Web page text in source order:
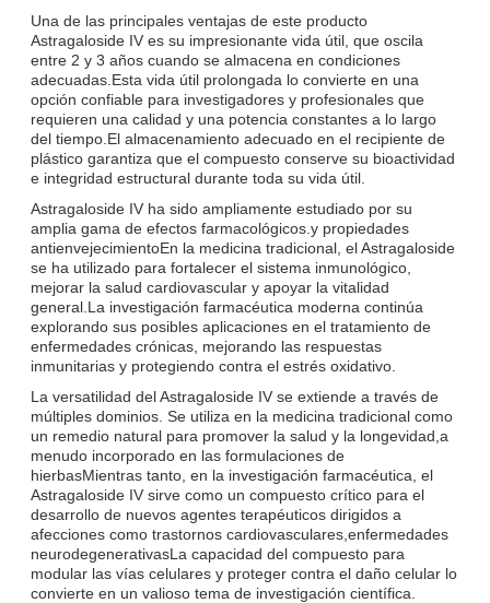
Una de las principales ventajas de este producto
Astragaloside IV es su impresionante vida útil, que oscila
entre 2 y 3 años cuando se almacena en condiciones
adecuadas.Esta vida útil prolongada lo convierte en una
opción confiable para investigadores y profesionales que
requieren una calidad y una potencia constantes a lo largo
del tiempo.El almacenamiento adecuado en el recipiente de
plástico garantiza que el compuesto conserve su bioactividad
e integridad estructural durante toda su vida útil.
Astragaloside IV ha sido ampliamente estudiado por su
amplia gama de efectos farmacológicos.y propiedades
antienvejecimientoEn la medicina tradicional, el Astragaloside
se ha utilizado para fortalecer el sistema inmunológico,
mejorar la salud cardiovascular y apoyar la vitalidad
general.La investigación farmacéutica moderna continúa
explorando sus posibles aplicaciones en el tratamiento de
enfermedades crónicas, mejorando las respuestas
inmunitarias y protegiendo contra el estrés oxidativo.
La versatilidad del Astragaloside IV se extiende a través de
múltiples dominios. Se utiliza en la medicina tradicional como
un remedio natural para promover la salud y la longevidad,a
menudo incorporado en las formulaciones de
hierbasMientras tanto, en la investigación farmacéutica, el
Astragaloside IV sirve como un compuesto crítico para el
desarrollo de nuevos agentes terapéuticos dirigidos a
afecciones como trastornos cardiovasculares,enfermedades
neurodegenerativasLa capacidad del compuesto para
modular las vías celulares y proteger contra el daño celular lo
convierte en un valioso tema de investigación científica.